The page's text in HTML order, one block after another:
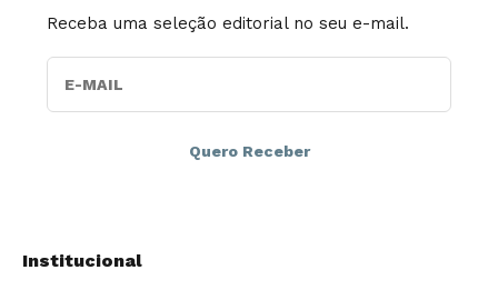
Receba uma seleção editorial no seu e-mail.
Institucional